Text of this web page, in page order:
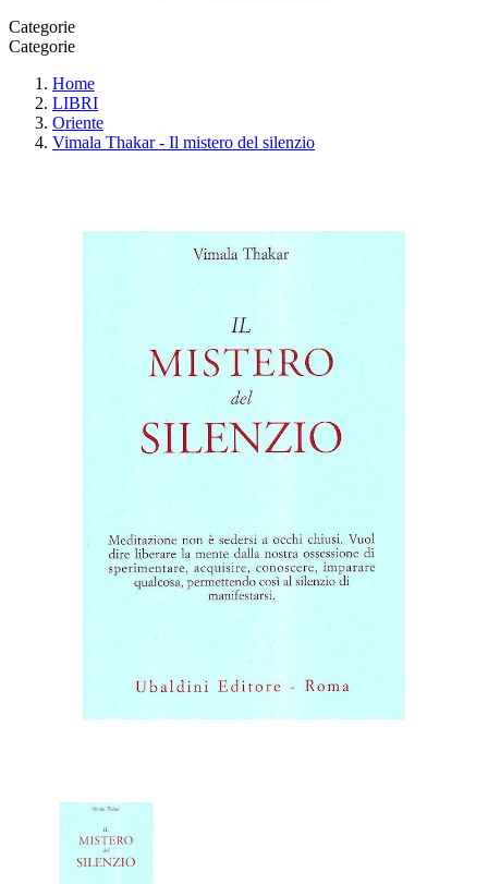
Categorie
Categorie
Home
LIBRI
Oriente
Vimala Thakar - Il mistero del silenzio